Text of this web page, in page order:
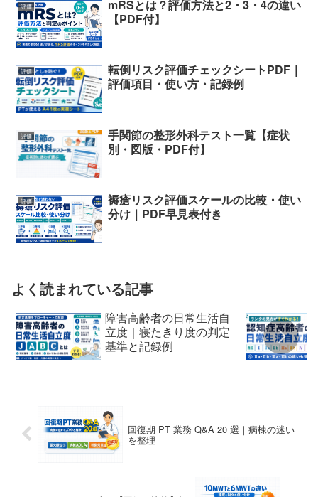
評価
mRSとは？評価方法と2・3・4の違い
【PDF付】
評価
転倒リスク評価チェックシートPDF｜
評価項目・使い方・記録例
評価
手関節の整形外科テスト一覧【症状
別・図版・PDF付】
評価
褥瘡リスク評価スケールの比較・使い
分け｜PDF早見表付き
よく読まれている記事
障害高齢者の日常生活自
立度｜寝たきり度の判定
基準と記録例
回復期 PT 業務 Q&A 20 選｜病棟の迷い
を整理